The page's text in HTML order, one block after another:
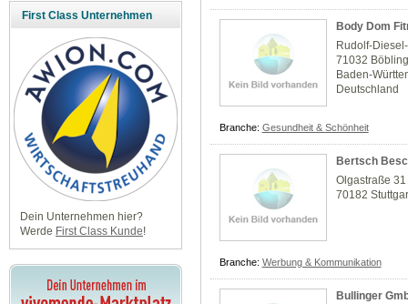
First Class Unternehmen
Dein Unternehmen hier?
Werde First Class Kunde!
Body Dom
Rudolf-
71032
Baden-
Deutschland
Branche: Gesundheit & Schönheit
Bertsch
Olgastraße 31
70182
Branche: Werbung & Kommunikation
Bullinger